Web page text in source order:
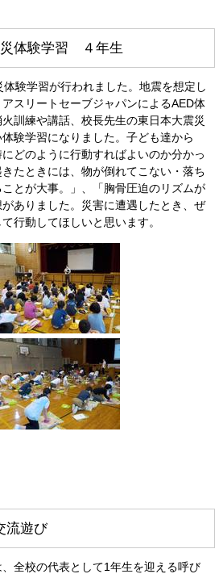
体験学習 ４年生
験学習が行われました。地震を想定し
スリートセーブジャパンによるAED体
訓練や講話、校長先生の東日本大震災
験学習になりました。子ども達から
どのように行動すればよいのか分かっ
たときには、物が倒れてこない・落ち
とが大事。」、「胸骨圧迫のリズムが
ありました。災害に遭遇したとき、ぜ
行動してほしいと思います。
流遊び
全校の代表として1年生を迎える呼び